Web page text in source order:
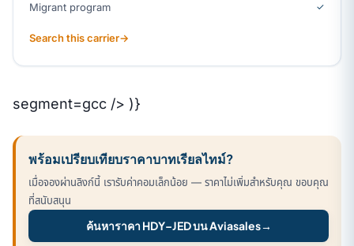
Migrant program
✓
Search this carrier→
segment=gcc /> )}
พร้อมเปรียบเทียบราคาบาทเรียลไทม์?
เมื่อจองผ่านลิงก์นี้ เรารับค่าคอมเล็กน้อย — ราคาไม่เพิ่มสำหรับคุณ ขอบคุณ
ที่สนับสนุน
ค้นหาราคา HDY–JED บน Aviasales→